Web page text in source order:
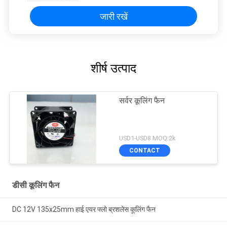
जारी रखें
शीर्ष उत्पाद
सर्वर कूलिंग फैन
USD1-USD8 MOQ:2k
CONTACT
डीसी कूलिंग फैन
DC 12V 135x25mm हाई एयर फ्लो ब्रशलेस कूलिंग फैन